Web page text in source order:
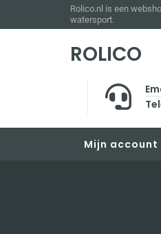
Rolico.nl is een
watersport.
ROLICO
Mijn account